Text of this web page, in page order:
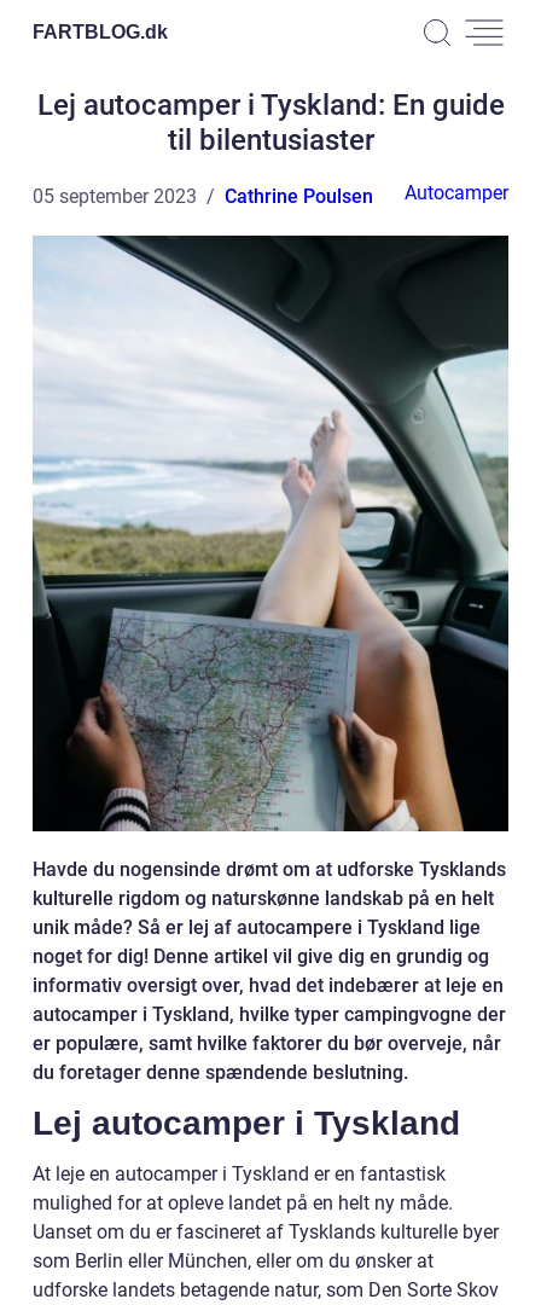
FARTBLOG.dk
Lej autocamper i Tyskland: En guide
til bilentusiaster
05 september 2023 Cathrine Poulsen Autocamper
Havde du nogensinde drømt om at udforske Tysklands
kulturelle rigdom og naturskønne landskab på en helt
unik måde? Så er lej af autocampere i Tyskland lige
noget for dig! Denne artikel vil give dig en grundig og
informativ oversigt over, hvad det indebærer at leje en
autocamper i Tyskland, hvilke typer campingvogne der
er populære, samt hvilke faktorer du bør overveje, når
du foretager denne spændende beslutning.
Lej autocamper i Tyskland
At leje en autocamper i Tyskland er en fantastisk
mulighed for at opleve landet på en helt ny måde.
Uanset om du er fascineret af Tysklands kulturelle byer
som Berlin eller München, eller om du ønsker at
udforske landets betagende natur, som Den Sorte Skov